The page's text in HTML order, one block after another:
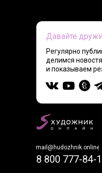
Давайте
mail@hudozhnik.online
Регулярно
делимся
и показываем
8 800 777-84-